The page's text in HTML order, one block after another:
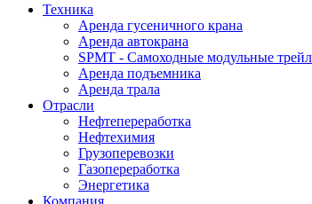
Техника
Аренда гусеничного крана
Аренда автокрана
SPMT - Самоходные модульные
Аренда подъемника
Аренда трала
Отрасли
Нефтепереработка
Нефтехимия
Грузоперевозки
Газопереработка
Энергетика
Компания